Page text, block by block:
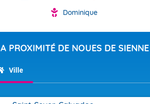
Pour la
Tendance
Dominique
A PROXIMITÉ DE NOUES DE SIENNE
Ville
Lille : 22/29
Cet après-
Très